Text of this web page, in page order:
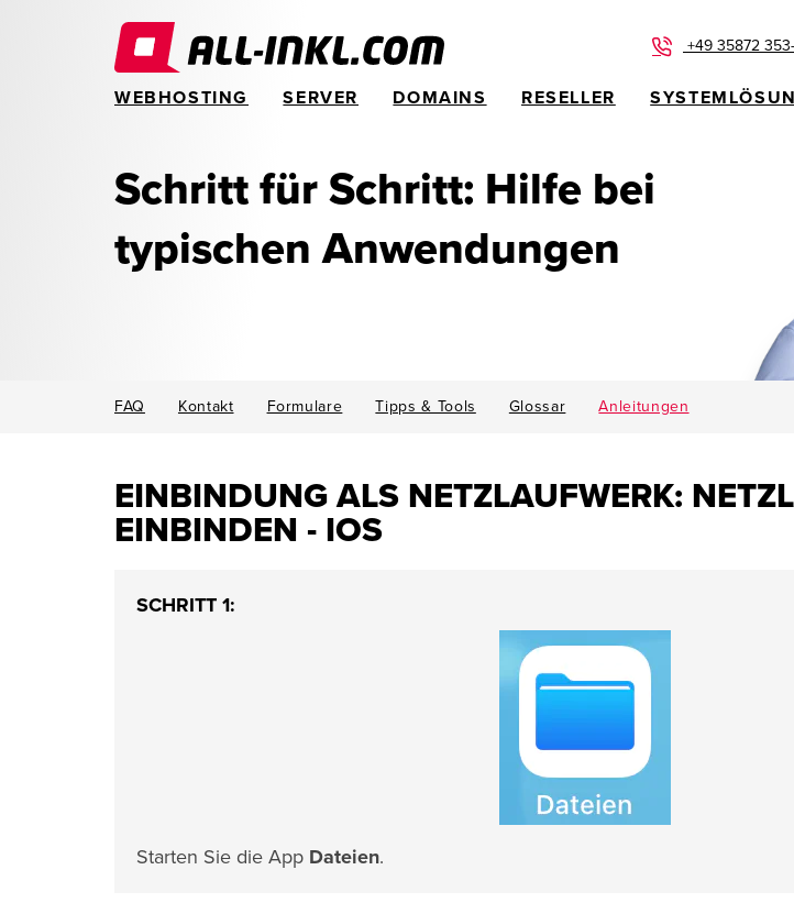
+49 35872
WEBHOSTING SERVER DOMAINS RESELLER
Schritt für Schritt: Hilfe bei
typischen Anwendungen
FAQ Kontakt Formulare Tipps & Tools Glossar Anleitungen
EINBINDUNG ALS NETZLAUFWERK:
EINBINDEN - IOS
SCHRITT 1:
Starten Sie die App Dateien.